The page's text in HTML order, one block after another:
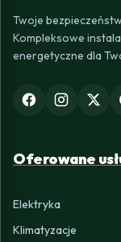
Twoje
Kompleksowe
energetyczne dla
Oferowane
Elektryka
Klimatyzacje